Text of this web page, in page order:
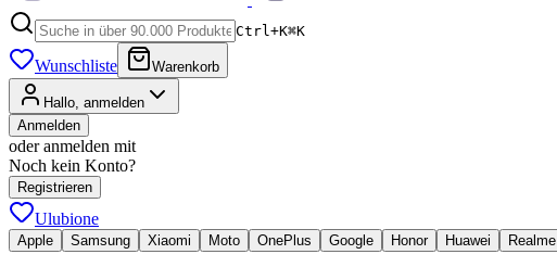
Ctrl+K⌘K
Wunschliste Warenkorb
Hallo, anmelden
Anmelden
oder anmelden mit
Noch kein Konto?
Registrieren
Ulubione
Apple Samsung Xiaomi Moto OnePlus Google Honor Huawei Realme